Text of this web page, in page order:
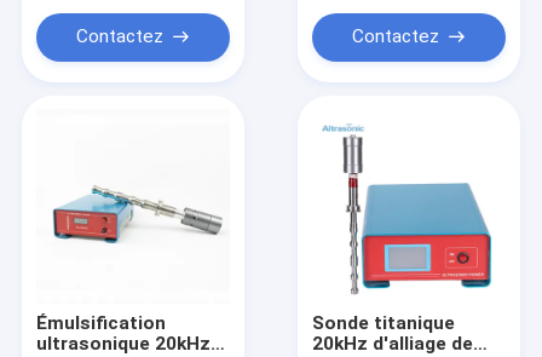
Sonochemistry ultrasonique
machine ultrasonique de soudage par points
Alimentation d'énergie ultrasonique
découpeuse ultrasonique de nourriture
Machine de soudure ultrasonique en métal
Contactez Contactez
Émulsification
ultrasonique 20kHz
Sonde titanique
20kHz d'alliage de